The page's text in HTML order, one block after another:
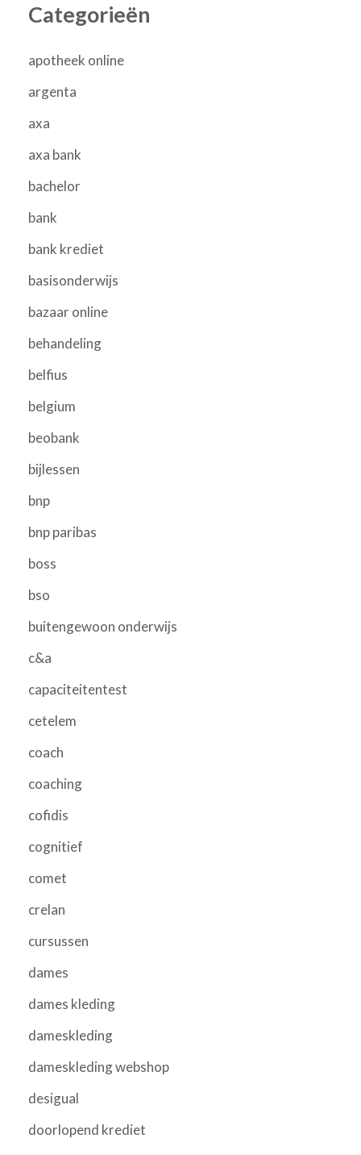
Categorieën
apotheek online
argenta
axa
axa bank
bachelor
bank
bank krediet
basisonderwijs
bazaar online
behandeling
belfius
belgium
beobank
bijlessen
bnp
bnp paribas
boss
bso
buitengewoon onderwijs
c&a
capaciteitentest
cetelem
coach
coaching
cofidis
cognitief
comet
crelan
cursussen
dames
dames kleding
dameskleding
dameskleding webshop
desigual
doorlopend krediet